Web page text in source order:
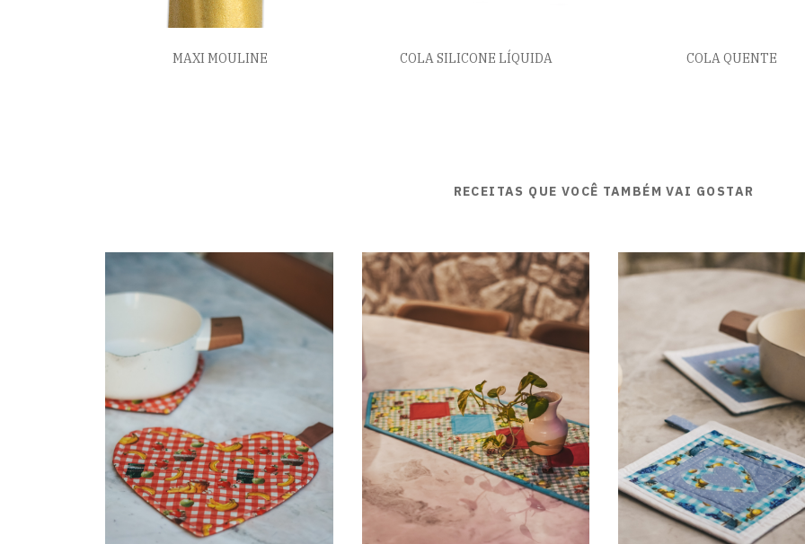
MAXI MOULINE COLA SILICONE LÍQUIDA COLA QUENTE
RECEITAS QUE VOCÊ TAMBÉM VAI GOSTAR